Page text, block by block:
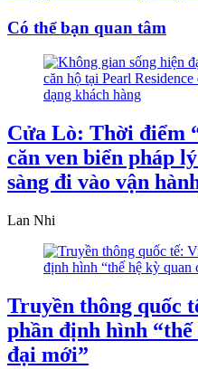
Có thể bạn quan tâm
Cửa Lò: Thời điểm
căn ven biển pháp
sàng đi vào vận
Lan Nhi
Truyền thông quốc
phần định hình
đại mới”